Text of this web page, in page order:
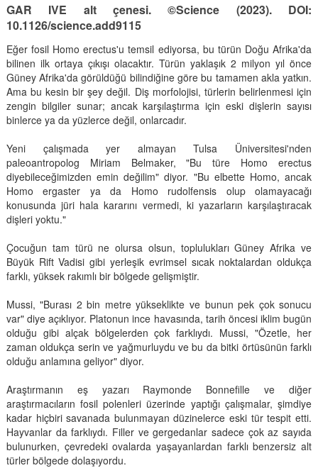
GAR IVE alt çenesi. ©Science (2023). DOI:
10.1126/science.add9115
Eğer fosil Homo erectus'u temsil ediyorsa, bu türün Doğu Afrika'da
bilinen ilk ortaya çıkışı olacaktır. Türün yaklaşık 2 milyon yıl önce
Güney Afrika'da görüldüğü bilindiğine göre bu tamamen akla yatkın.
Ama bu kesin bir şey değil. Diş morfolojisi, türlerin belirlenmesi için
zengin bilgiler sunar; ancak karşılaştırma için eski dişlerin sayısı
binlerce ya da yüzlerce değil, onlarcadır.
Yeni çalışmada yer almayan Tulsa Üniversitesi'nden
paleoantropolog Miriam Belmaker, "Bu türe Homo erectus
diyebileceğimizden emin değilim" diyor. "Bu elbette Homo, ancak
Homo ergaster ya da Homo rudolfensis olup olamayacağı
konusunda jüri hala kararını vermedi, ki yazarların karşılaştıracak
dişleri yoktu."
Çocuğun tam türü ne olursa olsun, toplulukları Güney Afrika ve
Büyük Rift Vadisi gibi yerleşik evrimsel sıcak noktalardan oldukça
farklı, yüksek rakımlı bir bölgede gelişmiştir.
Mussi, "Burası 2 bin metre yükseklikte ve bunun pek çok sonucu
var" diye açıklıyor. Platonun ince havasında, tarih öncesi iklim bugün
olduğu gibi alçak bölgelerden çok farklıydı. Mussi, "Özetle, her
zaman oldukça serin ve yağmurluydu ve bu da bitki örtüsünün farklı
olduğu anlamına geliyor" diyor.
Araştırmanın eş yazarı Raymonde Bonnefille ve diğer
araştırmacıların fosil polenleri üzerinde yaptığı çalışmalar, şimdiye
kadar hiçbiri savanada bulunmayan düzinelerce eski tür tespit etti.
Hayvanlar da farklıydı. Filler ve gergedanlar sadece çok az sayıda
bulunurken, çevredeki ovalarda yaşayanlardan farklı benzersiz alt
türler bölgede dolaşıyordu.